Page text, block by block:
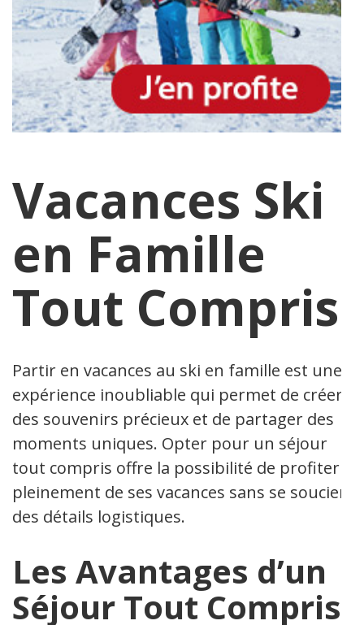
Vacances Ski
en Famille
Tout Compris
Partir en vacances au ski en famille est une
expérience inoubliable qui permet de créer
des souvenirs précieux et de partager des
moments uniques. Opter pour un séjour
tout compris offre la possibilité de profiter
pleinement de ses vacances sans se soucier
des détails logistiques.
Les Avantages d’un
Séjour Tout Compris